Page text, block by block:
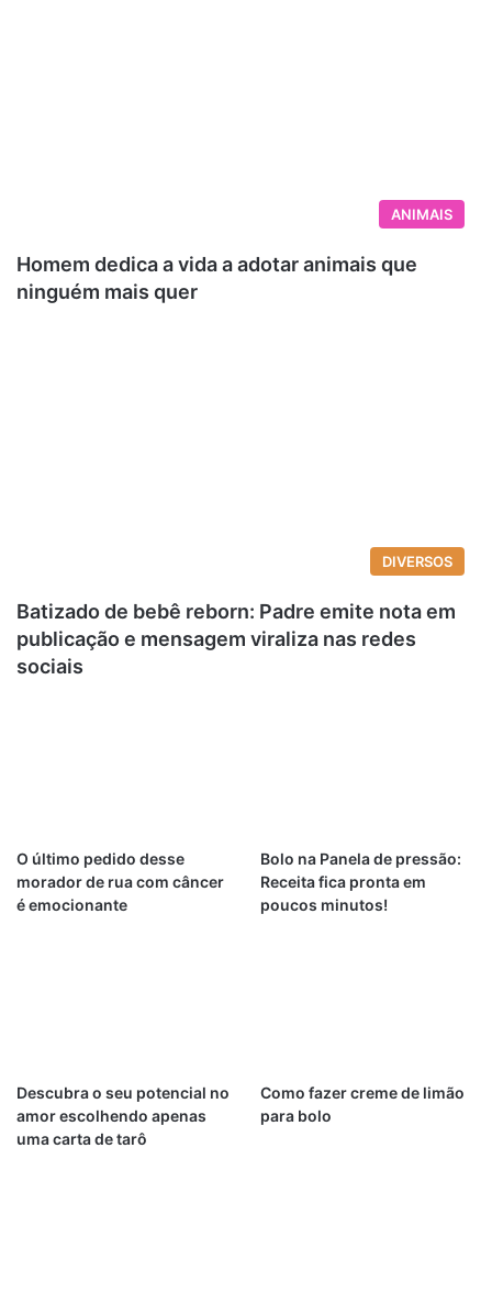
ANIMAIS
Homem dedica a vida a adotar animais que
ninguém mais quer
DIVERSOS
Batizado de bebê reborn: Padre emite nota em
publicação e mensagem viraliza nas redes
sociais
O último pedido desse
morador de rua com câncer
é emocionante
Bolo na Panela de pressão:
Receita fica pronta em
poucos minutos!
Descubra o seu potencial no
amor escolhendo apenas
uma carta de tarô
Como fazer creme de limão
para bolo